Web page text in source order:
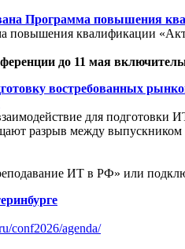
Программа повышения
повышения квалификации
до 11 мая
востребованных
для
разрыв между
ИТ в РФ» или
conf2026/agenda/